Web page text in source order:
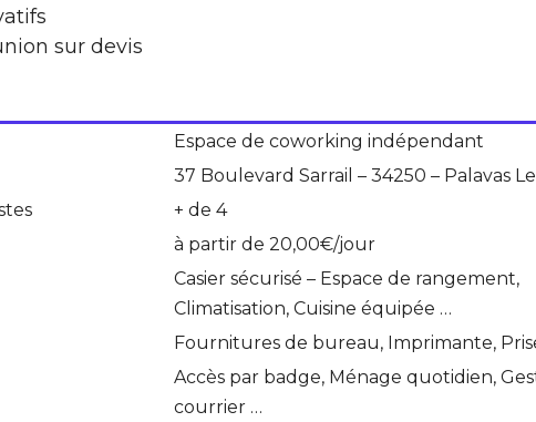
sur devis
Espace de coworking indépendant
37 Boulevard Sarrail – 34250 – Palavas
+ de 4
à partir de 20,00€/jour
Casier sécurisé – Espace de rangement,
Climatisation, Cuisine équipée …
Fournitures de bureau, Imprimante,
Accès par badge, Ménage quotidien,
courrier …